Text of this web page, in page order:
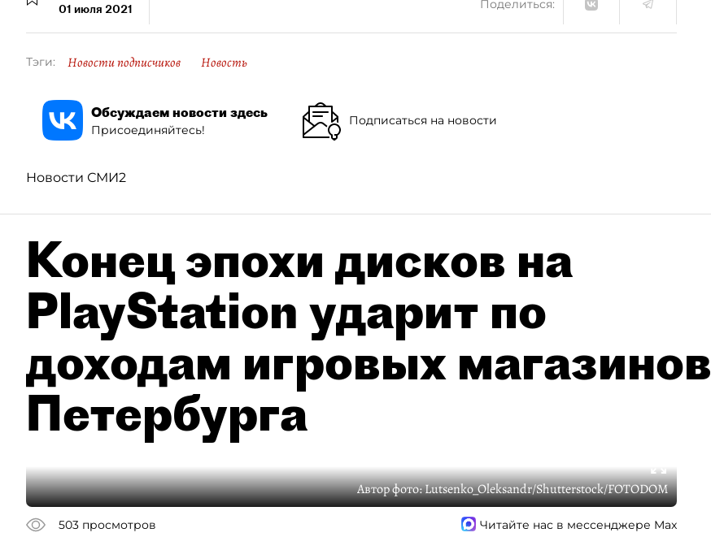
01 июля 2021
Поделиться:
Тэги: Новости подписчиков Новость
Обсуждаем новости здесь
Присоединяйтесь!
Подписаться на новости
Новости СМИ2
Конец эпохи дисков на
PlayStation ударит по
доходам игровых магазинов
Петербурга
Автор фото:Lutsenko_Oleksandr/Shutterstock/FOTODOM
503 просмотров Читайте нас в мессенджере Max